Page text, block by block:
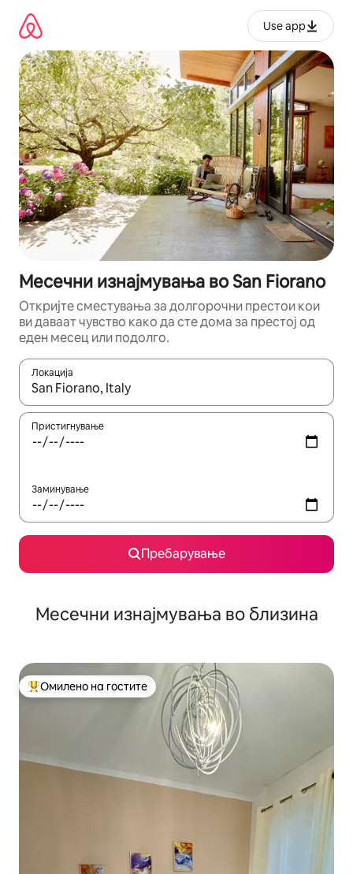
содржина
Use app
Месечни изнајмувања во San Fiorano
Откријте сместувања за долгорочни престои кои
ви даваат чувство како да сте дома за престој од
еден месец или подолго.
Локација
Кога резултатите се достапни, движете се со копчињата
Пристигнување
Заминување
Пребарување
Месечни изнајмувања во близина
Меѓу најуспешните „Омилени на гостите“
Омилено на гостите